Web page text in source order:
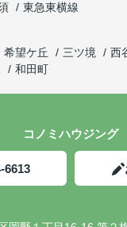
東急東横線
希望ケ丘 三ツ境 西
和田町
コノミハウジング
6613